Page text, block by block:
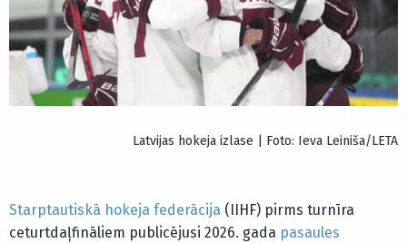
Latvijas hokeja izlase | Foto: Ieva Leiniša/LETA
Starptautiskā hokeja federācija (IIHF) pirms turnīra
ceturtdaļfināliem publicējusi 2026. gada pasaules